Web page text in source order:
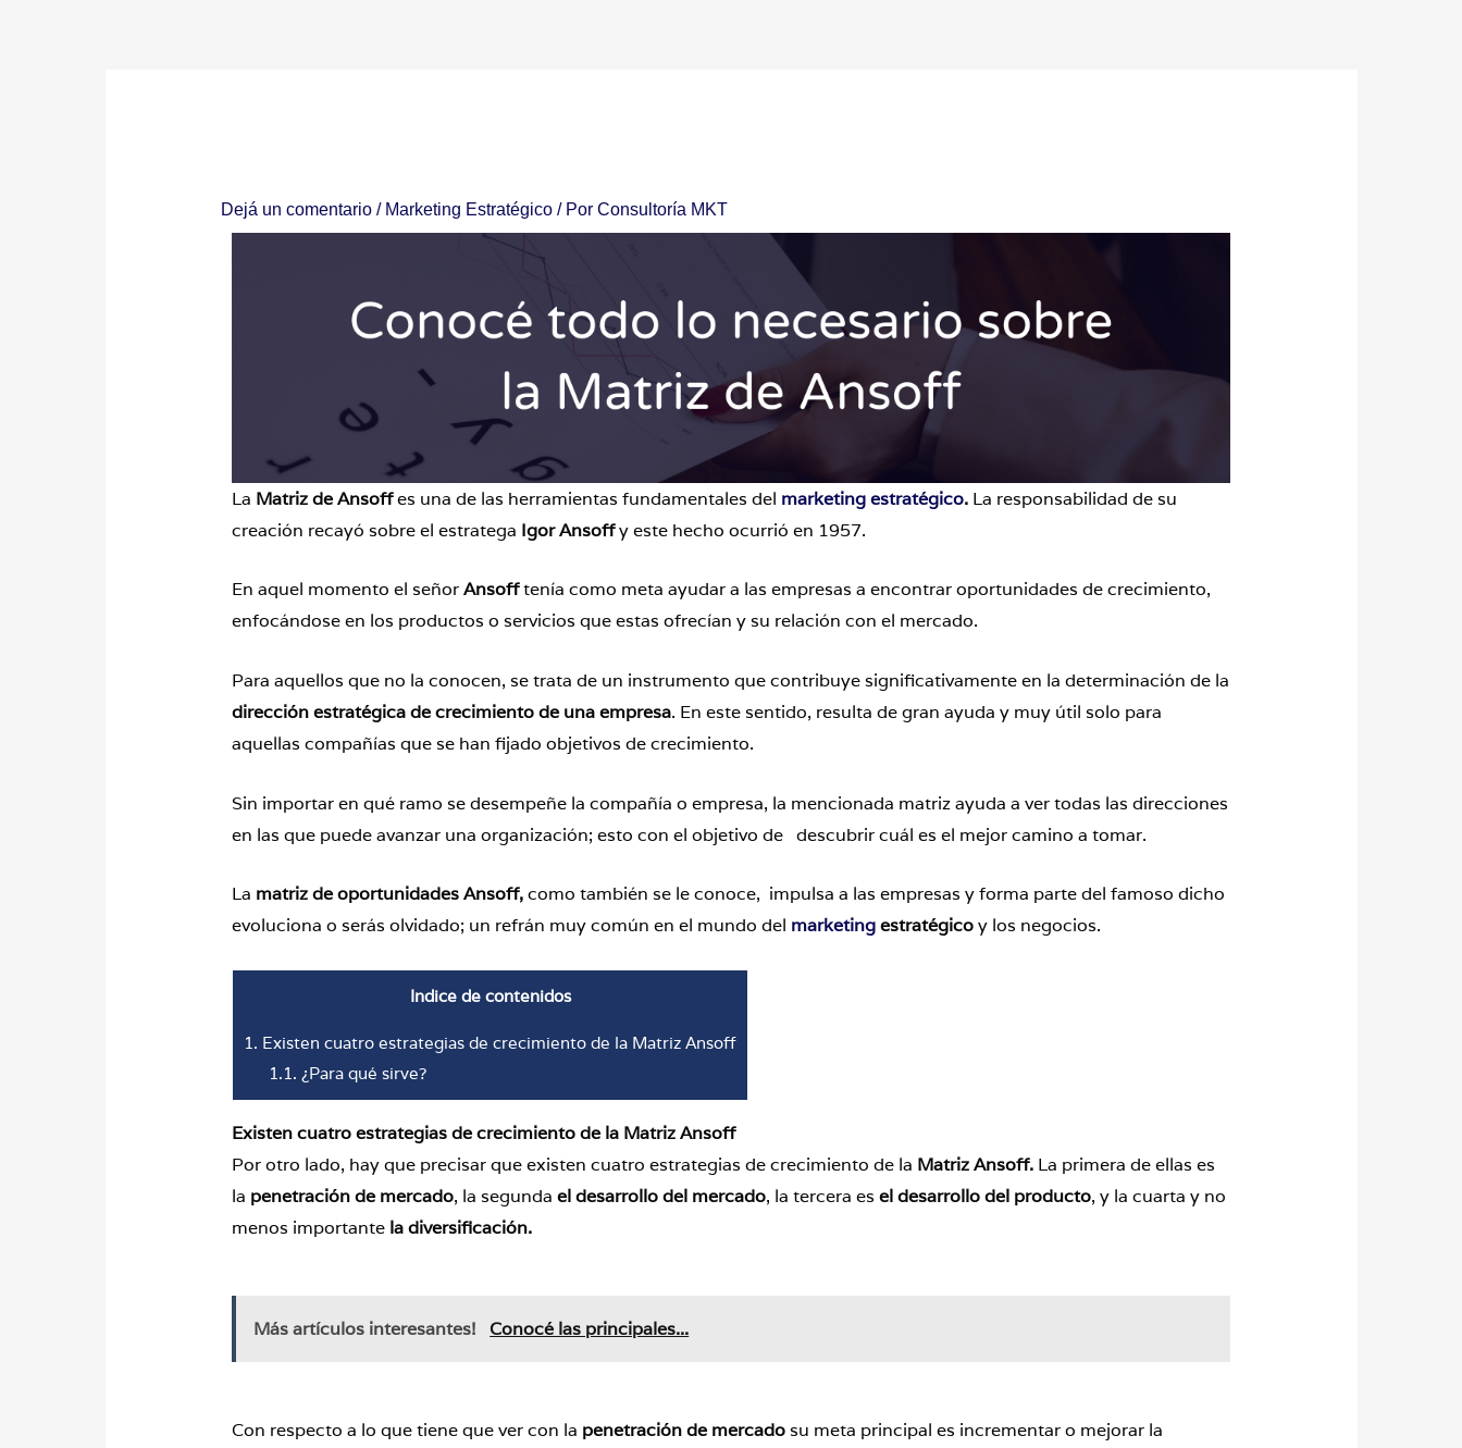
Dejá un comentario / Marketing Estratégico / PorConsultoría MKT
La Matriz de Ansoffes una de las herramientas fundamentales del marketing estratégico. La responsabilidad de su
creación recayó sobre el estratega Igor Ansoffy este hecho ocurrió en 1957.
En aquel momento el señorAnsofftenía como meta ayudar a las empresas a encontrar oportunidades de crecimiento,
enfocándose en los productos o servicios que estas ofrecían y su relación con el mercado.
Para aquellos que no la conocen, se trata de un instrumento que contribuye significativamente en la determinación de la
dirección estratégica de crecimiento de una empresa. En este sentido, resulta de gran ayuda y muy útil solo para
aquellas compañías que se han fijado objetivos de crecimiento.
Sin importar en qué ramo se desempeñe la compañía o empresa, la mencionada matriz ayuda a ver todas las direcciones
en las que puede avanzar una organización; esto con el objetivo de descubrir cuál es el mejor camino a tomar.
La matriz de oportunidades Ansoff,como también se le conoce, impulsa a las empresas y forma parte del famoso dicho
evoluciona o serás olvidado; un refrán muy común en el mundo del marketing estratégicoy los negocios.
Indice de contenidos
1. Existen cuatro estrategias de crecimiento de la Matriz Ansoff
1.1. ¿Para qué sirve?
Existen cuatro estrategias de crecimiento de la Matriz Ansoff
Por otro lado, hay que precisar que existen cuatro estrategias de crecimiento de la Matriz Ansoff. La primera de ellas es
la penetración de mercado, la segunda el desarrollo del mercado, la tercera esel desarrollo del producto, y la cuarta y no
menos importante la diversificación.
Más artículos interesantes! Conocé las principales...
Con respecto a lo que tiene que ver con la penetración de mercadosu meta principal es incrementar o mejorar la